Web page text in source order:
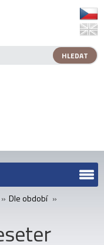
» Dle období »